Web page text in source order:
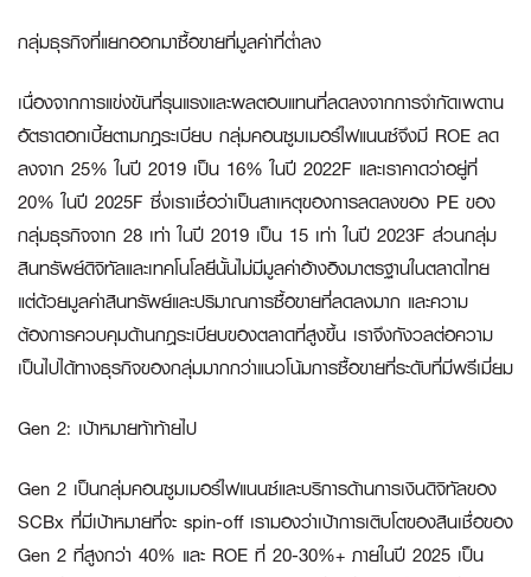
กลุ่มธุรกิจที่แยกออกมาซื้อขายที่มูลค่าที่ต่ำลง
เนื่องจากการแข่งขันที่รุนแรงและผลตอบแทนที่ลดลงจากการจำกัดเพดาน
อัตราดอกเบี้ยตามกฎระเบียบ กลุ่มคอนซูมเมอร์ไฟแนนซ์จึงมี ROE ลด
ลงจาก 25% ในปี 2019 เป็น 16% ในปี 2022F และเราคาดว่าอยู่ที่
20% ในปี 2025F ซึ่งเราเชื่อว่าเป็นสาเหตุของการลดลงของ PE ของ
กลุ่มธุรกิจจาก 28 เท่า ในปี 2019 เป็น 15 เท่า ในปี 2023F ส่วนกลุ่ม
สินทรัพย์ดิจิทัลและเทคโนโลยีนั้นไม่มีมูลค่าอ้างอิงมาตรฐานในตลาดไทย
แต่ด้วยมูลค่าสินทรัพย์และปริมาณการซื้อขายที่ลดลงมาก และความ
ต้องการควบคุมด้านกฎระเบียบของตลาดที่สูงขึ้น เราจึงกังวลต่อความ
เป็นไปได้ทางธุรกิจของกลุ่มมากกว่าแนวโน้มการซื้อขายที่ระดับที่มีพรีเมี่ยม
Gen 2: เป้าหมายท้าท้ายไป
Gen 2 เป็นกลุ่มคอนซูมเมอร์ไฟแนนซ์และบริการด้านการเงินดิจิทัลของ
SCBx ที่มีเป้าหมายที่จะ spin-off เรามองว่าเป้าการเติบโตของสินเชื่อของ
Gen 2 ที่สูงกว่า 40% และ ROE ที่ 20-30%+ ภายในปี 2025 เป็น